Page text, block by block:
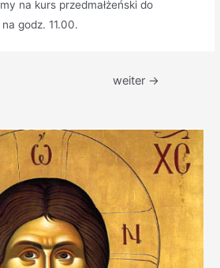
na kurs przedmałżeński do
godz. 11.00.
weiter →